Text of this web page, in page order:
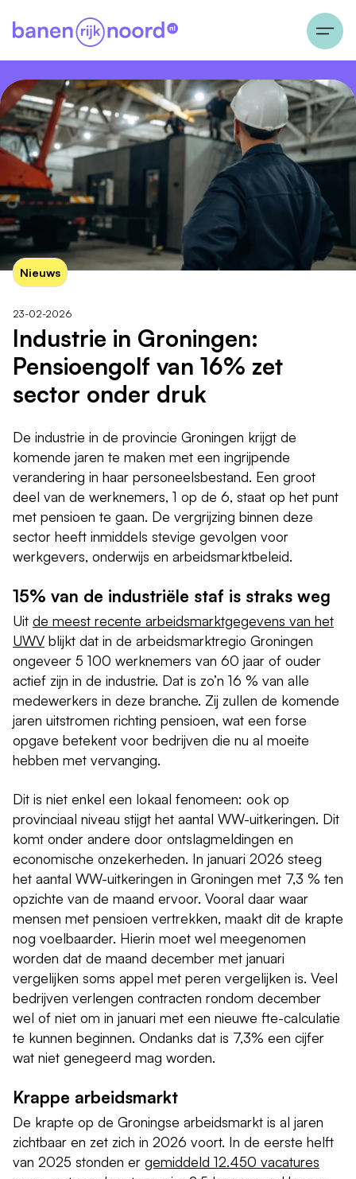
Nieuws
23-02-2026
Industrie in Groningen:
Pensioengolf van 16% zet
sector onder druk
De industrie in de provincie Groningen krijgt de
komende jaren te maken met een ingrijpende
verandering in haar personeelsbestand. Een groot
deel van de werknemers, 1 op de 6, staat op het punt
met pensioen te gaan. De vergrijzing binnen deze
sector heeft inmiddels stevige gevolgen voor
werkgevers, onderwijs en arbeidsmarktbeleid.
15% van de industriële staf is straks weg
Uit de meest recente arbeidsmarktgegevens van het
UWV blijkt dat in de arbeidsmarktregio Groningen
ongeveer 5 100 werknemers van 60 jaar of ouder
actief zijn in de industrie. Dat is zo’n 16 % van alle
medewerkers in deze branche. Zij zullen de komende
jaren uitstromen richting pensioen, wat een forse
opgave betekent voor bedrijven die nu al moeite
hebben met vervanging.
Dit is niet enkel een lokaal fenomeen: ook op
provinciaal niveau stijgt het aantal WW-uitkeringen. Dit
komt onder andere door ontslagmeldingen en
economische onzekerheden. In januari 2026 steeg
het aantal WW-uitkeringen in Groningen met 7,3 % ten
opzichte van de maand ervoor. Vooral daar waar
mensen met pensioen vertrekken, maakt dit de krapte
nog voelbaarder. Hierin moet wel meegenomen
worden dat de maand december met januari
vergelijken soms appel met peren vergelijken is. Veel
bedrijven verlengen contracten rondom december
wel of niet om in januari met een nieuwe fte-calculatie
te kunnen beginnen. Ondanks dat is 7,3% een cijfer
wat niet genegeerd mag worden.
Krappe arbeidsmarkt
De krapte op de Groningse arbeidsmarkt is al jaren
zichtbaar en zet zich in 2026 voort. In de eerste helft
van 2025 stonden er gemiddeld 12.450 vacatures